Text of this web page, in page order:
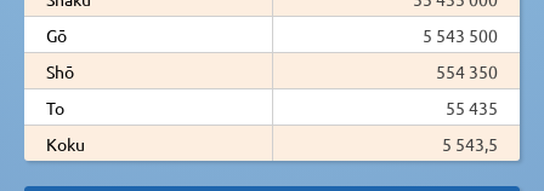
Gō
5 543 500
Shō
554 350
To
55 435
Koku
5 543,5